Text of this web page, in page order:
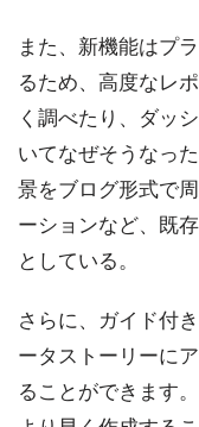
また、新機能はプ
るため、高度なレ
く調べたり、ダッ
いてなぜそうなっ
景をブログ形式で
ーションなど、既
としている。
さらに、ガイド付
ータストーリーに
ることができます